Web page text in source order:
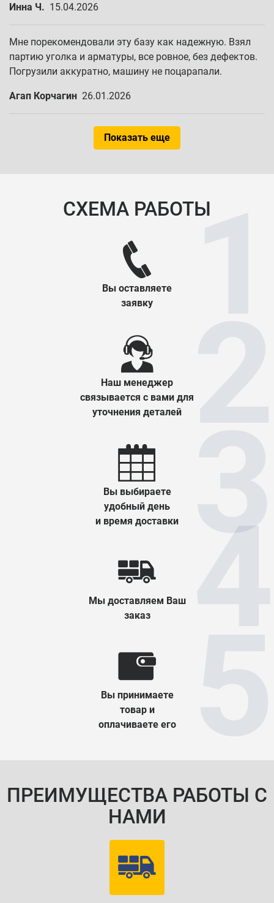
Инна Ч. 15.04.2026
Мне порекомендовали эту базу как надежную. Взял
партию уголка и арматуры, все ровное, без дефектов.
Погрузили аккуратно, машину не поцарапали.
Агап Корчагин 26.01.2026
Показать еще
СХЕМА РАБОТЫ
Вы оставляете
заявку
Наш менеджер
связывается с вами для
уточнения деталей
Вы выбираете
удобный день
и время доставки
Мы доставляем Ваш
заказ
Вы принимаете
товар и
оплачиваете его
ПРЕИМУЩЕСТВА РАБОТЫ С
НАМИ